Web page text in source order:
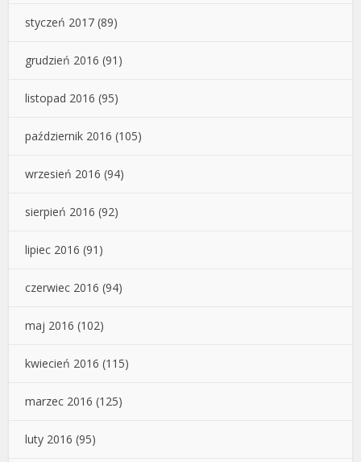
styczeń 2017 (89)
grudzień 2016 (91)
listopad 2016 (95)
październik 2016 (105)
wrzesień 2016 (94)
sierpień 2016 (92)
lipiec 2016 (91)
czerwiec 2016 (94)
maj 2016 (102)
kwiecień 2016 (115)
marzec 2016 (125)
luty 2016 (95)